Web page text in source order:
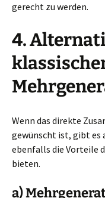
gerecht zu werden.
4.
Wenn das direkte
gewünscht ist, gibt es
ebenfalls die Vorteile
bieten.
a)